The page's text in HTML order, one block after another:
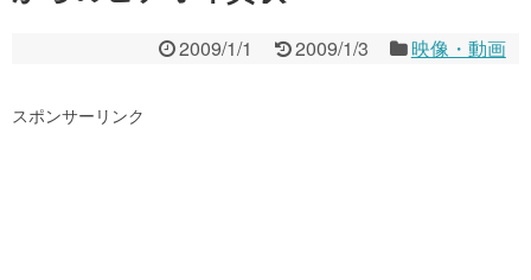
2009/1/1 2009/1/3 映像・動画
スポンサーリンク